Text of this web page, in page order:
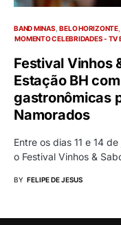
BAND MINAS BELO HORIZONTE
MOMENTO CELEBRIDADES - TV
Festival Vinhos
Estação BH
gastronômicas
Namorados
Entre os dias 11 e 14
o Festival Vinhos &
BY FELIPE DE JESUS